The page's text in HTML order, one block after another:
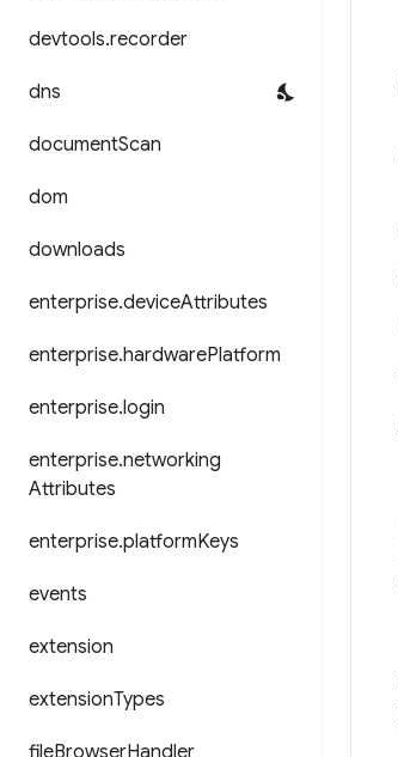
devtools.recorder
dns
documentScan
dom
downloads
enterprise.deviceAttributes
enterprise.hardwarePlatform
enterprise.login
enterprise.networking
Attributes
enterprise.platformKeys
events
extension
extensionTypes
fileBrowserHandler